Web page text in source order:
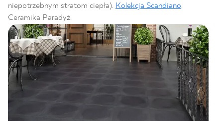
niepotrzebnym stratom ciepła). Kolekcja Scandiano,
Ceramika Paradyż.